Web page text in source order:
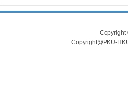
Copyright
Copyright@PKU-